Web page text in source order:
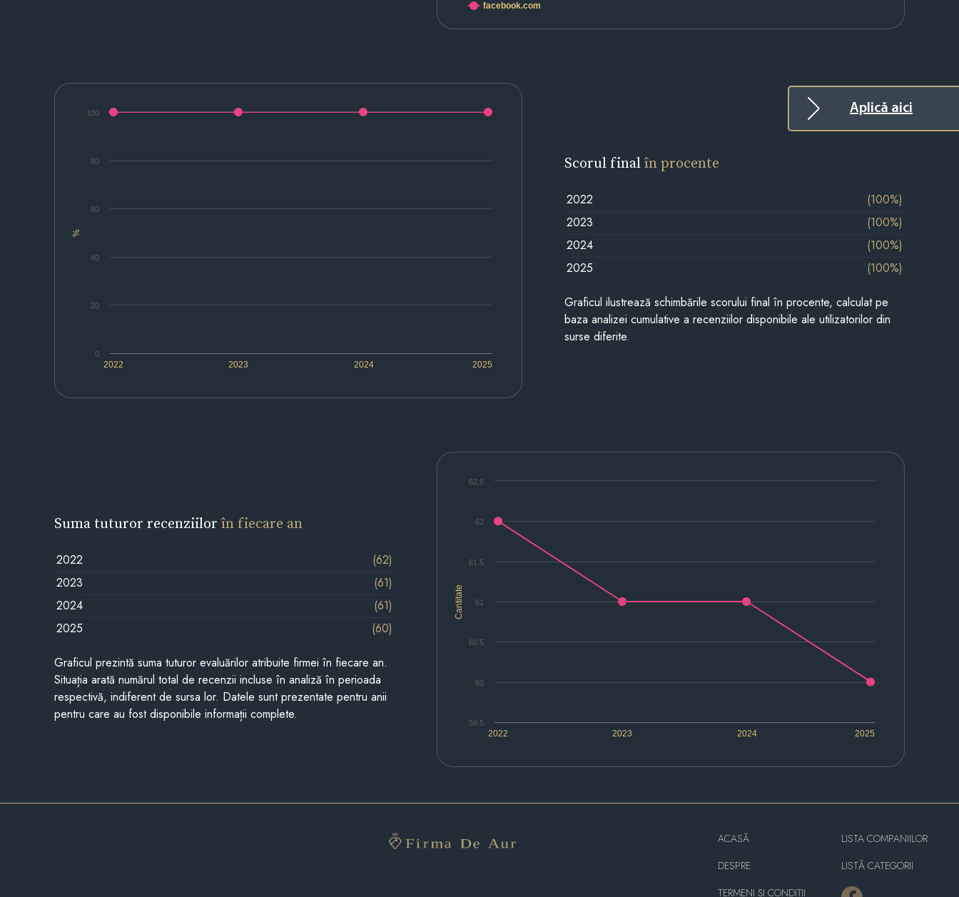
Aplică aici
facebook.com
%
2022 2023 2024 2025
0
20
40
60
80
100
Scorul finalîn procente
2022
(100%)
2023
(100%)
2024
(100%)
2025
(100%)
Graficul ilustrează schimbările scorului final în procente, calculat pe
baza analizei cumulative a recenziilor disponibile ale utilizatorilor din
surse diferite.
Cantitate
2022 2023 2024 2025
59.5
60
60.5
61
61.5
62
62.5
Suma tuturor recenziilorîn fiecare an
2022
(62)
2023
(61)
2024
(61)
2025
(60)
Graficul prezintă suma tuturor evaluărilor atribuite firmei în fiecare an.
Situația arată numărul total de recenzii incluse în analiză în perioada
respectivă, indiferent de sursa lor. Datele sunt prezentate pentru anii
pentru care au fost disponibile informații complete.
ACASĂ
DESPRE
TERMENI ȘI CONDIȚII
LISTA COMPANIILOR
LISTĂ CATEGORII